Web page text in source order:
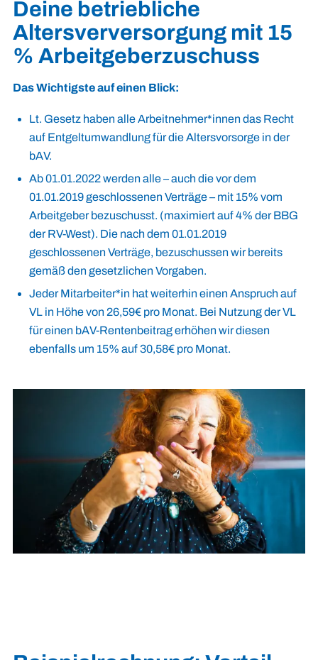
Deine betriebliche
Altersverversorgung mit 15
% Arbeitgeberzuschuss
Das Wichtigste auf einen Blick:
Lt. Gesetz haben alle Arbeitnehmer*innen das Recht
auf Entgeltumwandlung für die Altersvorsorge in der
bAV.
Ab 01.01.2022 werden alle – auch die vor dem
01.01.2019 geschlossenen Verträge – mit 15% vom
Arbeitgeber bezuschusst. (maximiert auf 4% der BBG
der RV-West). Die nach dem 01.01.2019
geschlossenen Verträge, bezuschussen wir bereits
gemäß den gesetzlichen Vorgaben.
Jeder Mitarbeiter*in hat weiterhin einen Anspruch auf
VL in Höhe von 26,59€ pro Monat. Bei Nutzung der VL
für einen bAV-Rentenbeitrag erhöhen wir diesen
ebenfalls um 15% auf 30,58€ pro Monat.